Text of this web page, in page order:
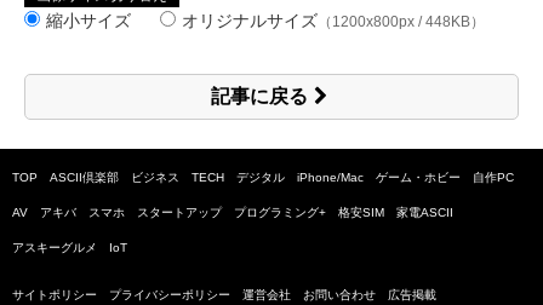
縮小サイズ オリジナルサイズ （1200x800px / 448KB）
記事に戻る
TOP ASCII倶楽部 ビジネス TECH デジタル iPhone/Mac ゲーム・ホビー 自作PC
AV アキバ スマホ スタートアップ プログラミング+ 格安SIM 家電ASCII
アスキーグルメ IoT
サイトポリシー プライバシーポリシー 運営会社 お問い合わせ 広告掲載